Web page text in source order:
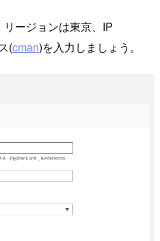
ージョンは東京、IP
(cman)を入力しましょう。